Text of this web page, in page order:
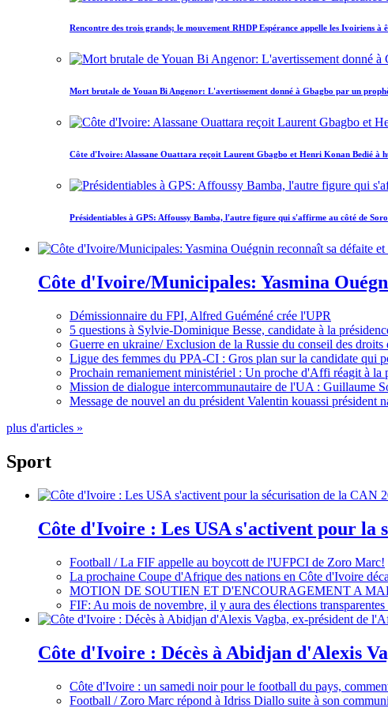
Rencontre des trois grands; le mouvement RHDP Espérance appelle les Ivoiriens à
Mort brutale de Youan Bi Angenor: L'avertissement donné à Gbagbo par un
Côte d'Ivoire: Alassane Ouattara reçoit Laurent Gbagbo et Henri Konan Bedié à
Présidentiables à GPS: Affoussy Bamba, l'autre figure qui s'affirme au côté de Soro
Côte d'Ivoire/Municipales: Yasmina
Démissionnaire du FPI, Alfred Guéméné crée l'UPR
5 questions à Sylvie-Dominique Besse, candidate à la
Guerre en ukraine/ Exclusion de la Russie du conseil des
Ligue des femmes du PPA-CI : Gros plan sur la candidate qui
Prochain remaniement ministériel : Un proche d'Affi réagit à la
Mission de dialogue intercommunautaire de l'UA : Guillaume
Message de nouvel an du président Valentin kouassi président
plus d'articles »
Sport
Côte d'Ivoire : Les USA s'activent pour la
Football / La FIF appelle au boycott de l'UFPCI de Zoro Marc!
La prochaine Coupe d'Afrique des nations en Côte d'Ivoire
MOTION DE SOUTIEN ET D'ENCOURAGEMENT A
FIF: Au mois de novembre, il y aura des élections
Côte d'Ivoire : Décès à Abidjan d'Alexis
Côte d'Ivoire : un samedi noir pour le football du pays,
Football / Zoro Marc répond à Idriss Diallo suite à son